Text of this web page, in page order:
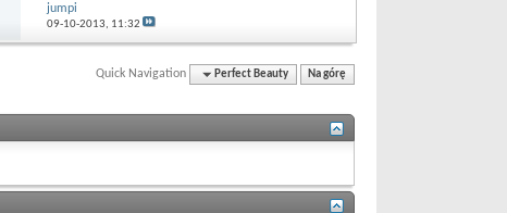
jumpi
09-10-2013, 11:32
Quick Navigation Perfect Beauty Na górę